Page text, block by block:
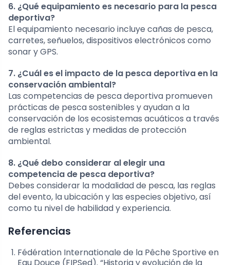
6. ¿Qué equipamiento es necesario para la pesca
deportiva?
El equipamiento necesario incluye cañas de pesca,
carretes, señuelos, dispositivos electrónicos como
sonar y GPS.
7. ¿Cuál es el impacto de la pesca deportiva en la
conservación ambiental?
Las competencias de pesca deportiva promueven
prácticas de pesca sostenibles y ayudan a la
conservación de los ecosistemas acuáticos a través
de reglas estrictas y medidas de protección
ambiental.
8. ¿Qué debo considerar al elegir una
competencia de pesca deportiva?
Debes considerar la modalidad de pesca, las reglas
del evento, la ubicación y las especies objetivo, así
como tu nivel de habilidad y experiencia.
Referencias
Fédération Internationale de la Pêche Sportive en